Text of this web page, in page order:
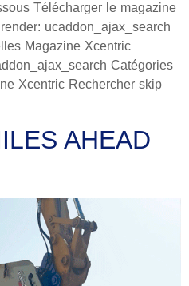
Télécharger le magazine
ucaddon_ajax_search
Magazine Xcentric
Catégories
Xcentric Rechercher skip
AHEAD